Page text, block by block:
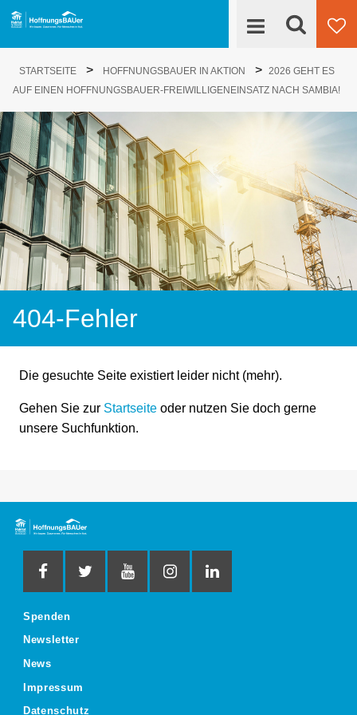
Engagieren
HoffnungsBAUer
Projekte
News
Kontakt
STARTSEITE > HOFFNUNGSBAUER IN AKTION > 2026 GEHT ES
AUF EINEN HOFFNUNGSBAUER-FREIWILLIGENEINSATZ NACH SAMBIA!
404-Fehler
Die gesuchte Seite existiert leider nicht (mehr).
Gehen Sie zur Startseite oder nutzen Sie doch gerne
unsere Suchfunktion.
Spenden
Newsletter
News
Impressum
Datenschutz